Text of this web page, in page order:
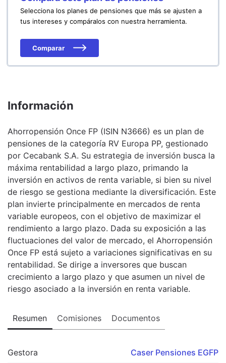
Selecciona los planes de pensiones que más se ajusten a
tus intereses y compáralos con nuestra herramienta.
Comparar
Información
Ahorropensión Once FP (ISIN N3666) es un plan de
pensiones de la categoría RV Europa PP, gestionado
por Cecabank S.A. Su estrategia de inversión busca la
máxima rentabilidad a largo plazo, primando la
inversión en activos de renta variable, si bien su nivel
de riesgo se gestiona mediante la diversificación. Este
plan invierte principalmente en mercados de renta
variable europeos, con el objetivo de maximizar el
rendimiento a largo plazo. Dada su exposición a las
fluctuaciones del valor de mercado, el Ahorropensión
Once FP está sujeto a variaciones significativas en su
rentabilidad. Se dirige a inversores que buscan
crecimiento a largo plazo y que asumen un nivel de
riesgo asociado a la inversión en renta variable.
Resumen Comisiones Documentos
Gestora Caser Pensiones EGFP